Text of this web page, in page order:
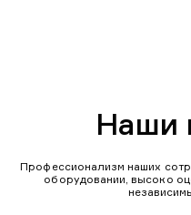
Наши
Профессионализм наших
оборудовании, высоко